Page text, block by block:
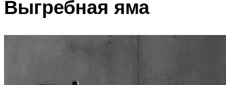
Выгребная яма